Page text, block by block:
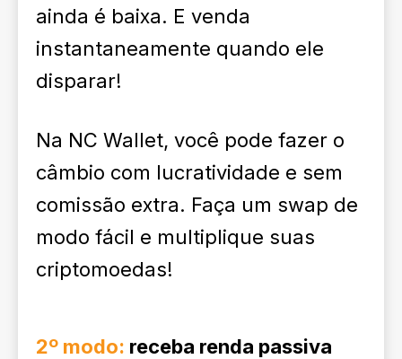
ainda é baixa. E venda
instantaneamente quando ele
disparar!
Na NC Wallet, você pode fazer o
câmbio com lucratividade e sem
comissão extra. Faça um swap de
modo fácil e multiplique suas
criptomoedas!
2º modo: receba renda passiva